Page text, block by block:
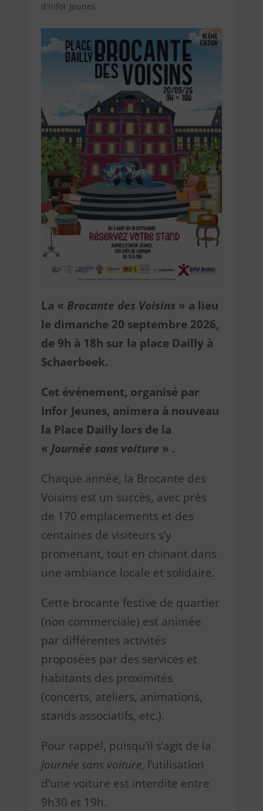
d'Infor Jeunes
La « Brocante des Voisins » a lieu
le dimanche 20 septembre 2026,
de 9h à 18h sur la place Dailly à
Schaerbeek.
Cet événement, organisé par
Infor Jeunes, animera à nouveau
la Place Dailly lors de la
« Journée sans voiture » .
Chaque année, la Brocante des
Voisins est un succès, avec près
de 170 emplacements et des
centaines de visiteurs s’y
promenant, tout en chinant dans
une ambiance locale et solidaire.
Cette brocante festive de quartier
(non commerciale) est animée
par différentes activités
proposées par des services et
habitants des proximités
(concerts, ateliers, animations,
stands associatifs, etc.).
Pour rappel, puisqu’il s’agit de la
Journée sans voiture, l’utilisation
d’une voiture est interdite entre
9h30 et 19h.